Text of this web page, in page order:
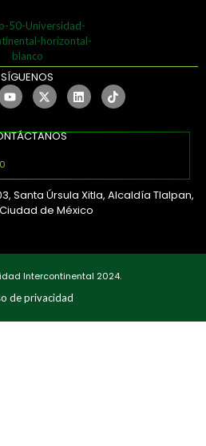
SÍGUENOS
Santa Úrsula Xitla, Alcaldía Tlalpan,
Ciudad de México
Intercontinental 2024.
de privacidad